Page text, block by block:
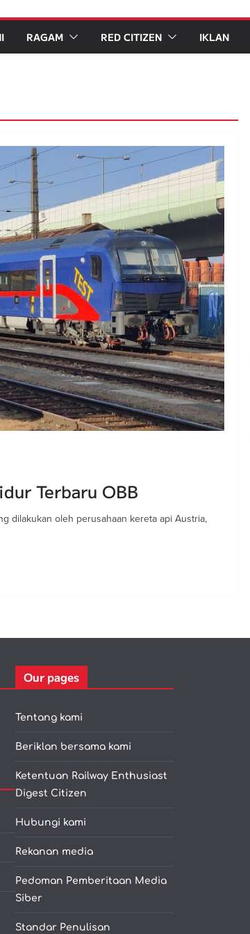
RAGAM RED CITIZEN IKLAN
Terbaru OBB
dilakukan oleh perusahaan kereta api Austria,
Our pages
Tentang kami
Beriklan bersama kami
Ketentuan Railway Enthusiast
Digest Citizen
Hubungi kami
Rekanan media
Pedoman Pemberitaan Media
Siber
Standar Penulisan